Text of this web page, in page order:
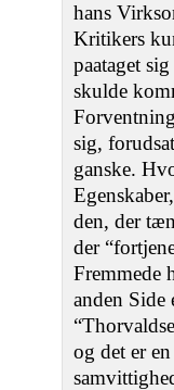
hans
Kritikers
paataget
skulde
sig,
ganske.
den, der
der
Fremmede
anden
og det er